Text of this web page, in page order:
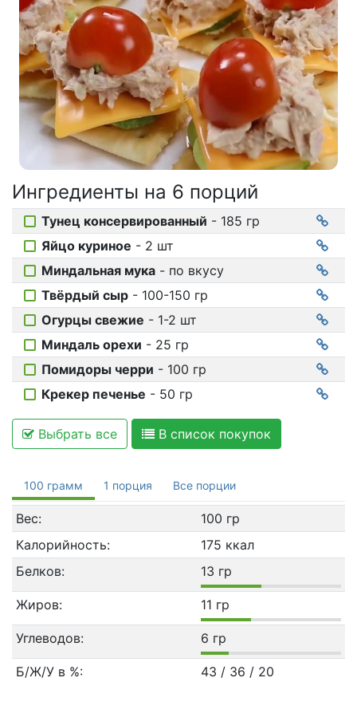
Соусы
На ужин
Мультиварка
Мясорубка
Холодильник
Ингредиенты на 6 порций
Тунец консервированный - 185 гр
Яйцо куриное - 2 шт
Миндальная мука - по вкусу
Твёрдый сыр - 100-150 гр
Огурцы свежие - 1-2 шт
Миндаль орехи - 25 гр
Помидоры черри - 100 гр
Крекер печенье - 50 гр
Выбрать все В список покупок
100 грамм 1 порция Все порции
Вес:
100 гр
Калорийность:
175 ккал
Белков:
13 гр
Жиров: 11 гр
Углеводов: 6 гр
Б/Ж/У в %: 43 / 36 / 20